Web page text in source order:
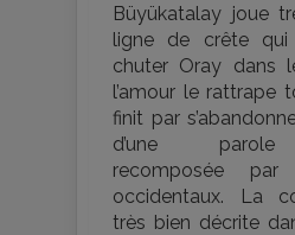
Büyükatalay joue
ligne de crête qui
chuter Oray dans
l’amour le rattrape
finit par
d’une parole
recomposée
occidentaux. La
très bien décrite